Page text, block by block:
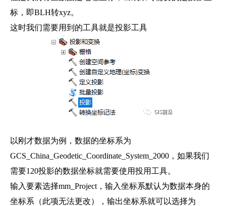
标，即BLH转xyz。
这时我们需要用到的工具就是投影工具
以刚才数据为例，数据的坐标系为
GCS_China_Geodetic_Coordinate_System_2000，如果我们
需要120投影的数据坐标就需要使用投用工具。
输入要素选择mm_Project，输入坐标系默认为数据本身的
坐标系（此项无法更改），输出坐标系就可以选择为